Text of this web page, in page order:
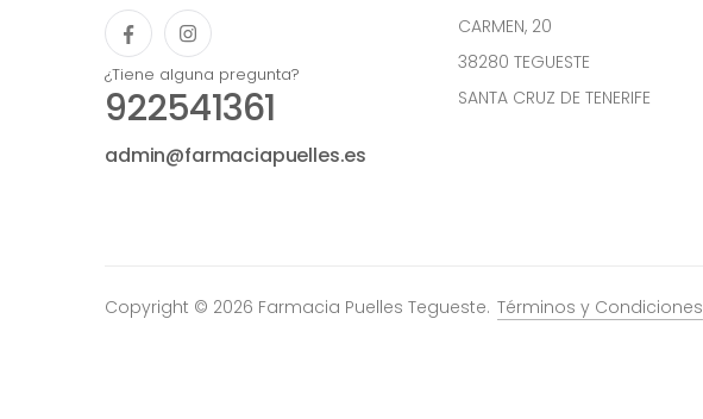
¿Tiene alguna pregunta?
922541361
admin@farmaciapuelles.es
CARMEN, 20
38280 TEGUESTE
SANTA CRUZ DE TENERIFE
Copyright © 2026 Farmacia Puelles Tegueste. Términos y Condiciones